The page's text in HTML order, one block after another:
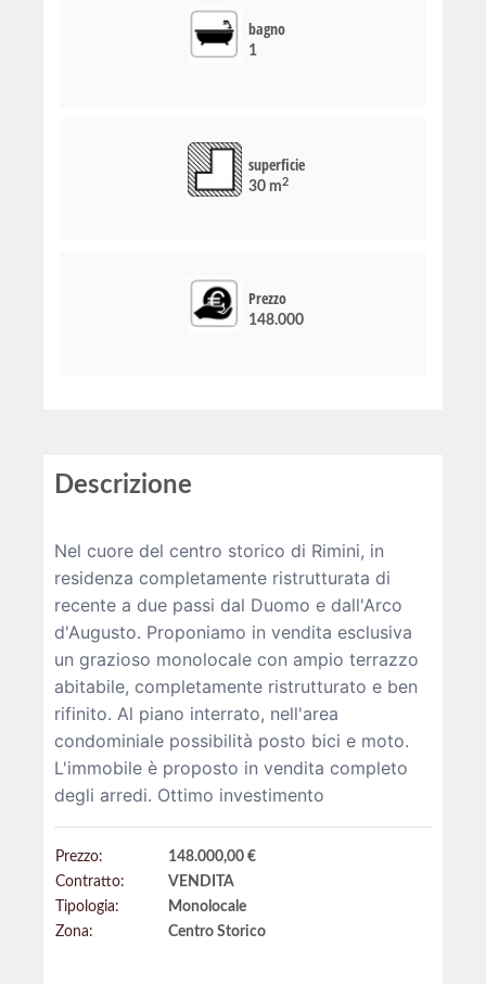
bagno
1
superficie
30 m2
Prezzo
148.000
Descrizione
Nel cuore del centro storico di Rimini, in
residenza completamente ristrutturata di
recente a due passi dal Duomo e dall'Arco
d'Augusto. Proponiamo in vendita esclusiva
un grazioso monolocale con ampio terrazzo
abitabile, completamente ristrutturato e ben
rifinito. Al piano interrato, nell'area
condominiale possibilità posto bici e moto.
L'immobile è proposto in vendita completo
degli arredi. Ottimo investimento
Prezzo:
148.000,00 €
Contratto:
VENDITA
Tipologia:
Monolocale
Zona:
Centro Storico